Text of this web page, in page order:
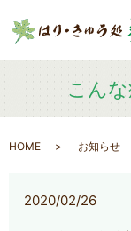
こん
HOME お知らせ
2020/02/26